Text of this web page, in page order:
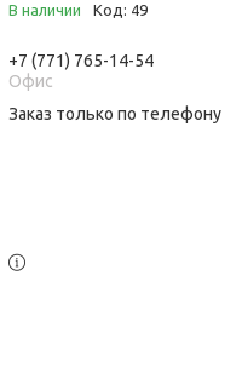
В наличии Код: 49
+7 (771) 765-14-54
Офис
Заказ только по телефону